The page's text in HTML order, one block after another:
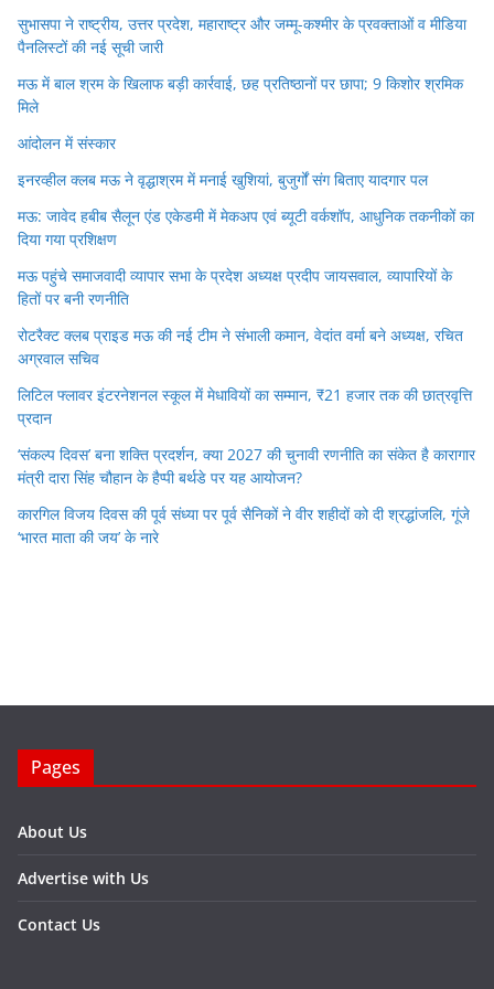
सुभासपा ने राष्ट्रीय, उत्तर प्रदेश, महाराष्ट्र और जम्मू-कश्मीर के प्रवक्ताओं व मीडिया
पैनलिस्टों की नई सूची जारी
मऊ में बाल श्रम के खिलाफ बड़ी कार्रवाई, छह प्रतिष्ठानों पर छापा; 9 किशोर श्रमिक
मिले
आंदोलन में संस्कार
इनरव्हील क्लब मऊ ने वृद्धाश्रम में मनाई खुशियां, बुजुर्गों संग बिताए यादगार पल
मऊ: जावेद हबीब सैलून एंड एकेडमी में मेकअप एवं ब्यूटी वर्कशॉप, आधुनिक तकनीकों का
दिया गया प्रशिक्षण
मऊ पहुंचे समाजवादी व्यापार सभा के प्रदेश अध्यक्ष प्रदीप जायसवाल, व्यापारियों के
हितों पर बनी रणनीति
रोटरैक्ट क्लब प्राइड मऊ की नई टीम ने संभाली कमान, वेदांत वर्मा बने अध्यक्ष, रचित
अग्रवाल सचिव
लिटिल फ्लावर इंटरनेशनल स्कूल में मेधावियों का सम्मान, ₹21 हजार तक की छात्रवृत्ति
प्रदान
‘संकल्प दिवस’ बना शक्ति प्रदर्शन, क्या 2027 की चुनावी रणनीति का संकेत है कारागार
मंत्री दारा सिंह चौहान के हैप्पी बर्थडे पर यह आयोजन?
कारगिल विजय दिवस की पूर्व संध्या पर पूर्व सैनिकों ने वीर शहीदों को दी श्रद्धांजलि, गूंजे
‘भारत माता की जय’ के नारे
Pages
About Us
Advertise with Us
Contact Us